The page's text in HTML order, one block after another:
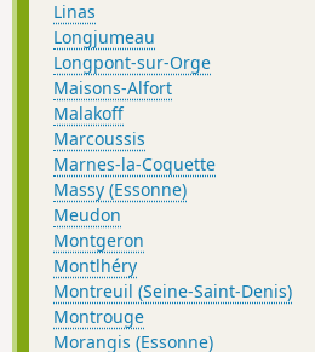
Linas
Longjumeau
Longpont-sur-Orge
Maisons-Alfort
Malakoff
Marcoussis
Marnes-la-Coquette
Massy (Essonne)
Meudon
Montgeron
Montlhéry
Montreuil (Seine-Saint-Denis)
Montrouge
Morangis (Essonne)